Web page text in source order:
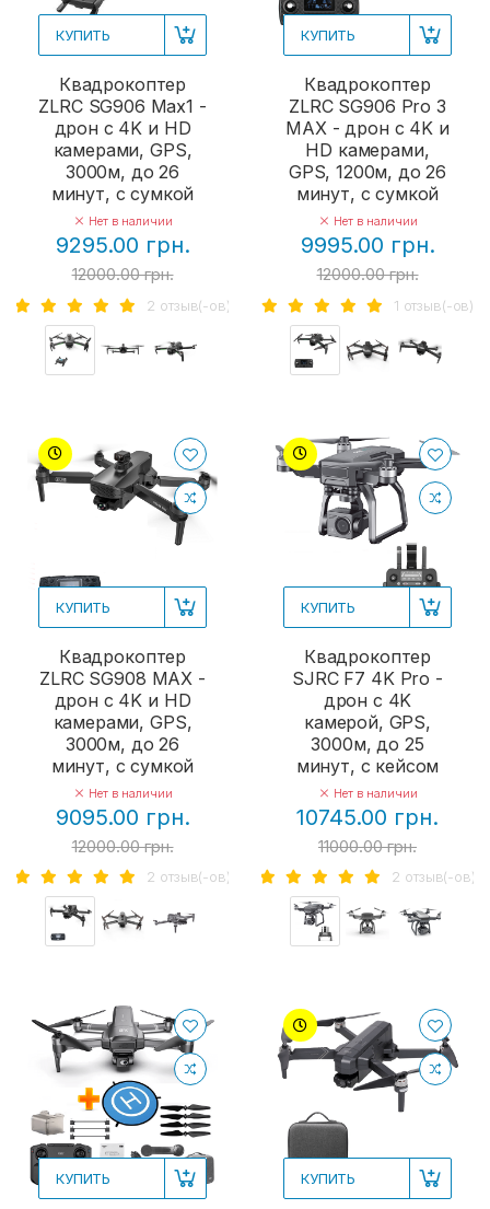
КУПИТЬ
Квадрокоптер
ZLRC SG906 Max1 -
дрон с 4K и HD
камерами, GPS,
3000м, до 26
минут, с сумкой
Нет в наличии
9295.00 грн.
12000.00 грн.
2 отзыв(-ов)
КУПИТЬ
Квадрокоптер
ZLRC SG906 Pro 3
MAX - дрон с 4K и
HD камерами,
GPS, 1200м, до 26
минут, с сумкой
Нет в наличии
9995.00 грн.
12000.00 грн.
1 отзыв(-ов)
КУПИТЬ
Квадрокоптер
ZLRC SG908 MAX -
дрон с 4K и HD
камерами, GPS,
3000м, до 26
минут, с сумкой
Нет в наличии
9095.00 грн.
12000.00 грн.
2 отзыв(-ов)
КУПИТЬ
Квадрокоптер
SJRC F7 4K Pro -
дрон с 4K
камерой, GPS,
3000м, до 25
минут, с кейсом
Нет в наличии
10745.00 грн.
11000.00 грн.
2 отзыв(-ов)
КУПИТЬ КУПИТЬ